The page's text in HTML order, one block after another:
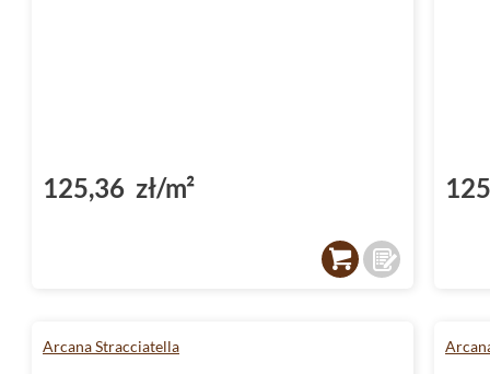
125,36 zł/m²
Arcana Stracciatella